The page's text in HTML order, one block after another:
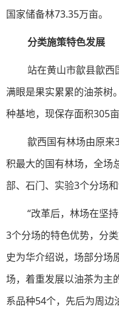
国家储备林73.35万亩。
分类施策特色发展
站在黄山市歙县歙西
满眼是果实累累的油茶树
种基地，现保存面积305
歙西国有林场由原
积最大的国有林场，全场
部、石门、实验3个分场和
“改革后，林场在坚
3个分场的特色优势，分
史为华介绍说，场部分场
场，着重发展以油茶为主
系品种54个，先后为周边